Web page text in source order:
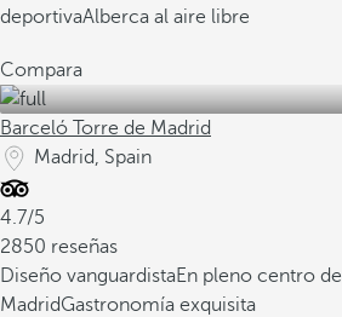
deportivaAlberca al aire libre
Compara
Barceló Torre de Madrid
Madrid, Spain
4.7/5
2850 reseñas
Diseño vanguardistaEn pleno centro de
MadridGastronomía exquisita